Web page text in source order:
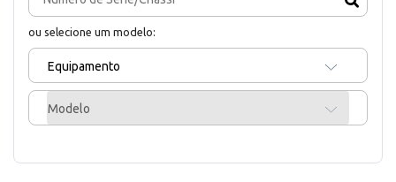
ou selecione um modelo:
Equipamento
Modelo